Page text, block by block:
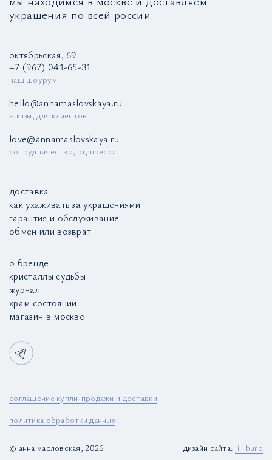
украшения по всей россии
октябрьская, 69
+7 (967) 041-65-31
наш шоурум
hello@annamaslovskaya.ru
заказы, для клиентов
love@annamaslovskaya.ru
сотрудничество, pr, пресса
доставка
как ухаживать за украшениями
гарантия и обслуживание
обмен или возврат
о бренде
кристаллы судьбы
журнал
храм состояний
магазин в москве
соглашение купли-продажи и доставки
политика обработки данных
© анна масловская, 2026 дизайн сайта: jili buro